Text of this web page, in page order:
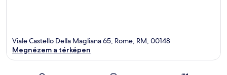
Viale Castello Della Magliana 65, Rome, RM, 00148
Megnézem a térképen